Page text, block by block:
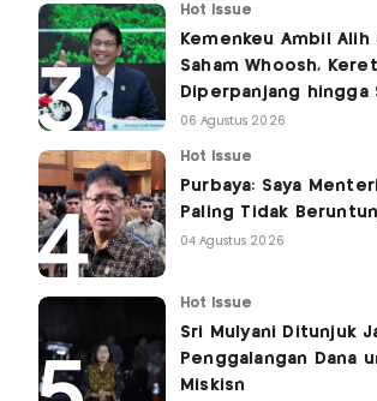
Hot Issue
Kemenkeu Ambil Alih
Saham Whoosh,
Diperpanjang hingga
06 Agustus 2026
Hot Issue
Purbaya: Saya
Paling Tidak
04 Agustus 2026
Hot Issue
Sri Mulyani Ditunjuk
Penggalangan Dana
Miskisn